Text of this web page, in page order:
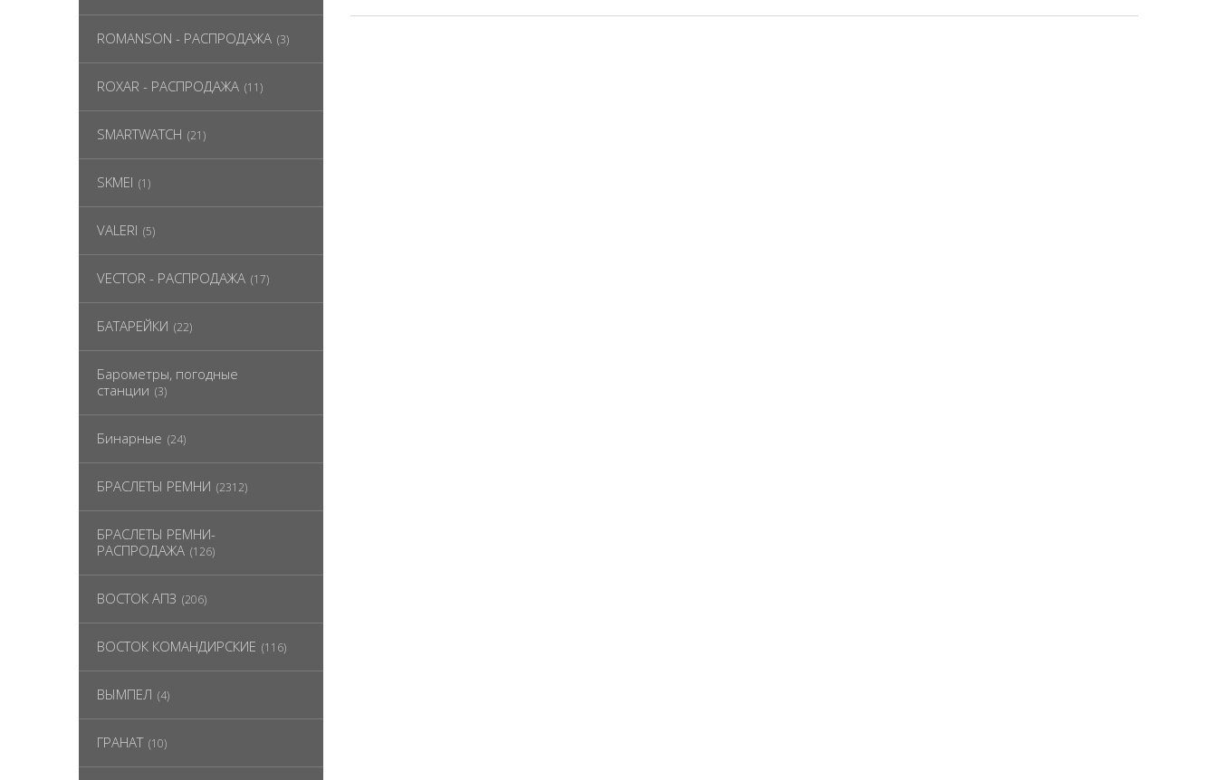
ROMANSON - РАСПРОДАЖА (3)
ROXAR - РАСПРОДАЖА (11)
SMARTWATCH (21)
SKMEI (1)
VALERI (5)
VECTOR - РАСПРОДАЖА (17)
БАТАРЕЙКИ (22)
Барометры, погодные
станции (3)
Бинарные (24)
БРАСЛЕТЫ РЕМНИ (2312)
БРАСЛЕТЫ РЕМНИ-
РАСПРОДАЖА (126)
ВОСТОК АПЗ (206)
ВОСТОК КОМАНДИРСКИЕ (116)
ВЫМПЕЛ (4)
ГРАНАТ (10)